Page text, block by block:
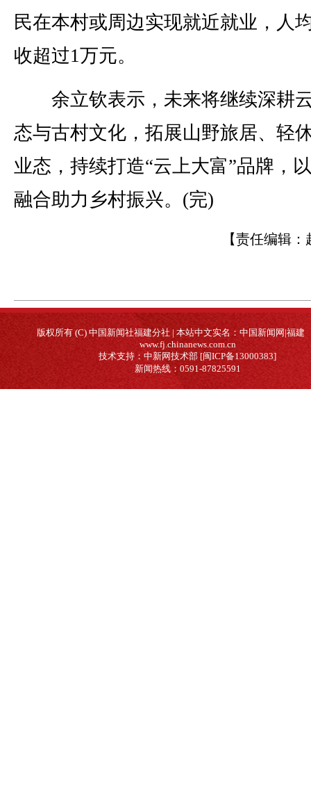
民在本村或周边实现就近就业，人
收超过1万元。
余立钦表示，未来将继续深耕
态与古村文化，拓展山野旅居、轻
业态，持续打造“云上大富”品牌，
融合助力乡村振兴。(完)
【责任编辑：
版权所有 (C) 中国新闻社福建分社 | 本站中文实名：中国新闻网|福建
www.fj.chinanews.com.cn
技术支持：中新网技术部 [闽ICP备13000383]
新闻热线：0591-87825591